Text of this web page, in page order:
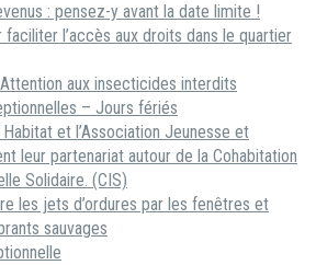
: pensez-y avant la date limite !
faciliter l’accès aux droits dans le quartier
aux insecticides interdits
– Jours fériés
et l’Association Jeunesse et
leur partenariat autour de la Cohabitation
Solidaire. (CIS)
les jets d’ordures par les fenêtres et
sauvages